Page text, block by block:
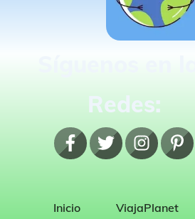
Redes:
Inicio ViajaPlanet